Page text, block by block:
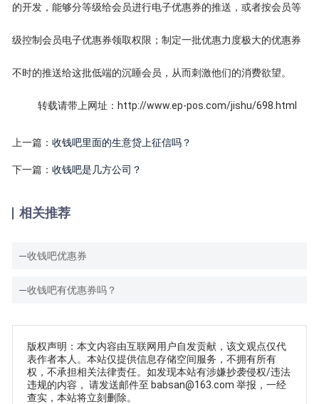
的开发，能够分等级给会员进行电子优惠券的推送，或者按会员等
级控制会员电子优惠券领取权限；制定一批优惠力度极大的优惠券
不时的推送给这批低端的沉睡会员，从而刺激他们的消费欲望。
转载请带上网址：http://www.ep-pos.com/jishu/698.html
上一篇：收钱吧里面的生意贷上征信吗？
下一篇：收钱吧是几方公司？
相关推荐
收钱吧优惠券
收钱吧有优惠券吗？
版权声明：本文内容由互联网用户自发贡献，该文观点仅代
表作者本人。本站仅提供信息存储空间服务，不拥有所有
权，不承担相关法律责任。如发现本站有涉嫌抄袭侵权/违法
违规的内容， 请发送邮件至 babsan@163.com 举报，一经
查实，本站将立刻删除。